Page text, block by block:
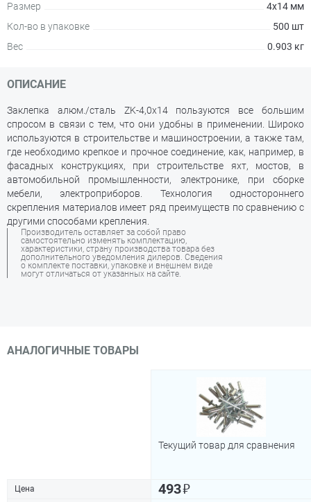
Размер
4х14 мм
Кол-во в упаковке
500 шт
Вес
0.903 кг
ОПИСАНИЕ
Заклепка алюм./сталь ZK-4,0х14 пользуются все большим
спросом в связи с тем, что они удобны в применении. Широко
используются в строительстве и машиностроении, а также там,
где необходимо крепкое и прочное соединение, как, например, в
фасадных конструкциях, при строительстве яхт, мостов, в
автомобильной промышленности, электронике, при сборке
мебели, электроприборов. Технология одностороннего
скрепления материалов имеет ряд преимуществ по сравнению с
другими способами крепления.
Производитель оставляет за собой право
самостоятельно изменять комплектацию,
характеристики, страну производства товара без
дополнительного уведомления дилеров. Сведения
о комплекте поставки, упаковке и внешнем виде
могут отличаться от указанных на сайте.
АНАЛОГИЧНЫЕ ТОВАРЫ
Текущий товар для сравнения
Цена 493₽